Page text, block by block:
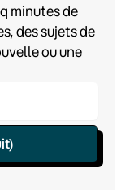
minutes de
des sujets de
ou une